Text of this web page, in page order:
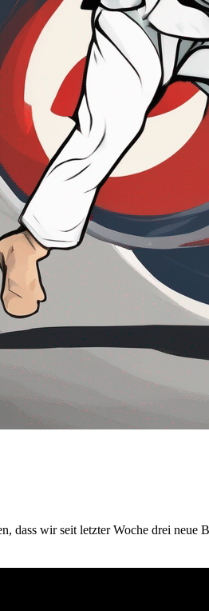
dass wir seit letzter Woche drei